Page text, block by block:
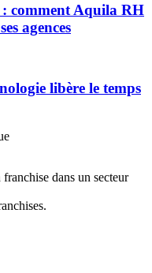
comment Aquila RH
agences
libère le temps
dans un secteur